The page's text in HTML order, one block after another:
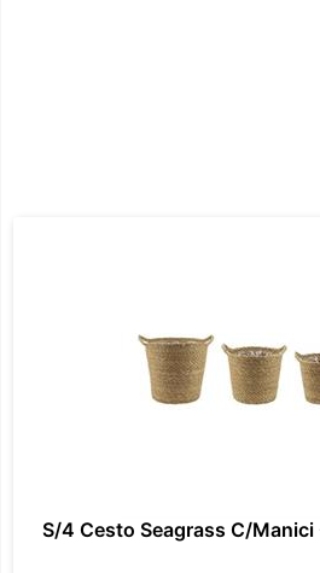
S/4 Cesto Seagrass C/Manici